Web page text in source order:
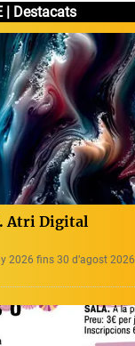
| Destacats
Atri Digital
2026 fins 30 d’agost 2026